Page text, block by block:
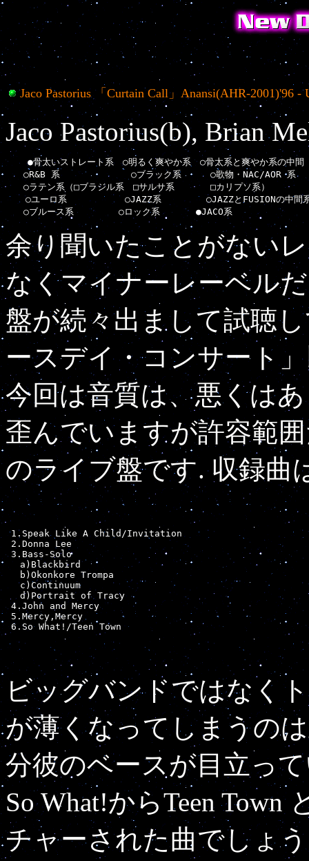
Jaco Pastorius 「Curtain Call」Anansi(AHR-2001)'96 -
Jaco Pastorius(b), Brian
●骨太いストレート系　○明るく爽やか系　○骨太系と爽やか
○R&B 系        　　　○ブラック系  　　○歌物・
○ラテン系（□ブラジル系　□サルサ系　　　　□カリプ
　○ユーロ系　　  　　  ○JAZZ系　　　　　○JAZZとFUSION
余り聞いたことがない
なくマイナーレーベル
盤が続々出まして試聴
ースデイ・コンサート
今回は音質は、悪くは
歪んでいますが許容範
のライブ盤です. 収録曲
1.Speak Like A Child/Invitation
2.Donna Lee
3.Bass-Solo
b)Okonkore
d)Portrait of
4.John and
5.Mercy,Mercy
ビッグバンドではなく
が薄くなってしまうの
分彼のベースが目立っ
So What!からTeen
チャーされた曲でしょ